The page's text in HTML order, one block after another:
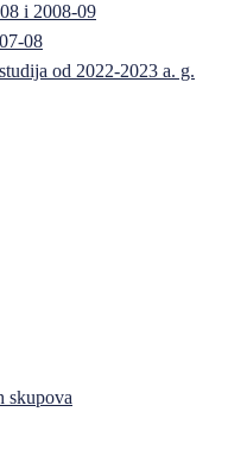
i 2008-09
08
od 2022-2023 a. g.
skupova